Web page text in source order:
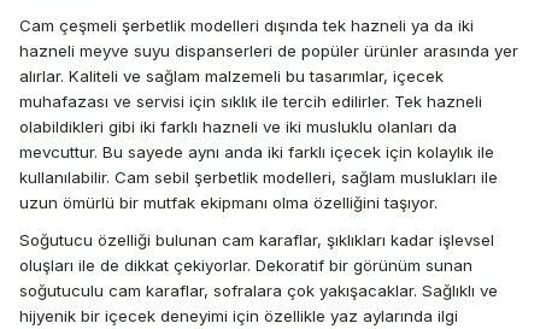
Cam çeşmeli şerbetlik modelleri dışında tek hazneli ya da iki
hazneli meyve suyu dispanserleri de popüler ürünler arasında yer
alırlar. Kaliteli ve sağlam malzemeli bu tasarımlar, içecek
muhafazası ve servisi için sıklık ile tercih edilirler. Tek hazneli
olabildikleri gibi iki farklı hazneli ve iki musluklu olanları da
mevcuttur. Bu sayede aynı anda iki farklı içecek için kolaylık ile
kullanılabilir. Cam sebil şerbetlik modelleri, sağlam muslukları ile
uzun ömürlü bir mutfak ekipmanı olma özelliğini taşıyor.
Soğutucu özelliği bulunan cam karaflar, şıklıkları kadar işlevsel
oluşları ile de dikkat çekiyorlar. Dekoratif bir görünüm sunan
soğutuculu cam karaflar, sofralara çok yakışacaklar. Sağlıklı ve
hijyenik bir içecek deneyimi için özellikle yaz aylarında ilgi